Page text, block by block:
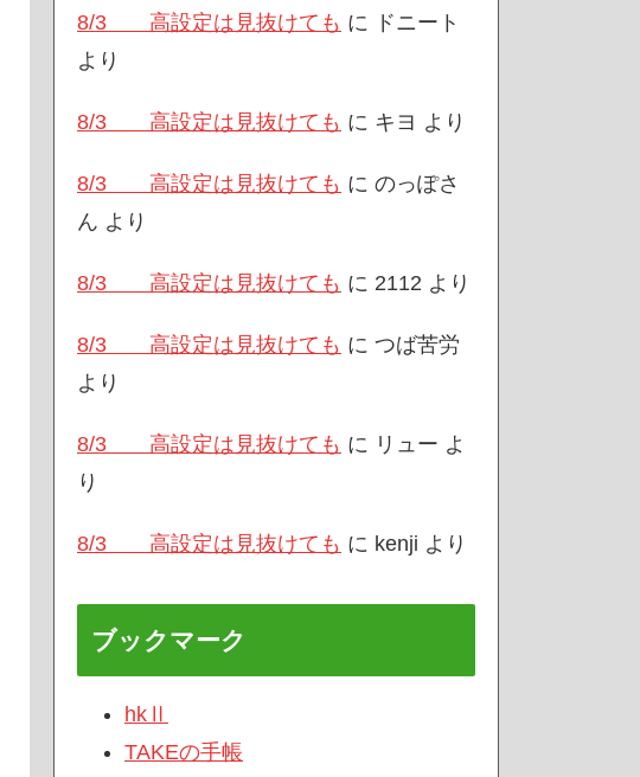
8/3 高設定は見抜けても に
ドニート
より
8/3 高設定は見抜けても に キヨ より
8/3 高設定は見抜けても に のっぽさ
ん より
8/3 高設定は見抜けても に 2112 より
8/3 高設定は見抜けても に つば苦労
より
8/3 高設定は見抜けても に リュー よ
り
8/3 高設定は見抜けても に kenji より
ブックマーク
hkⅡ
TAKEの手帳